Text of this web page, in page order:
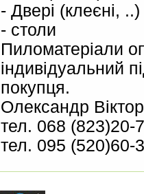
- Двері (клеєні, ..)
- столи
Пиломатеріали
індивідуальний
покупця.
Олександр
тел. 068 (823)20-
тел. 095 (520)60-